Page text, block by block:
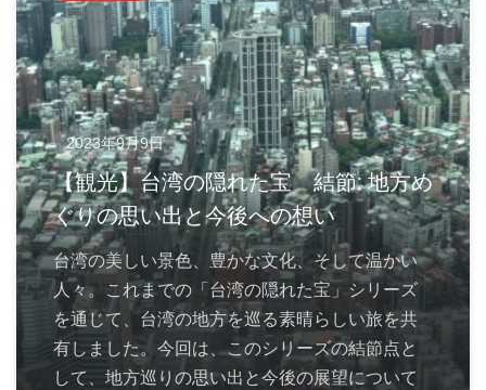
2023年9月9日
【観光】台湾の隠れた宝 結節: 地方め
ぐりの思い出と今後への想い
台湾の美しい景色、豊かな文化、そして温かい
人々。これまでの「台湾の隠れた宝」シリーズ
を通じて、台湾の地方を巡る素晴らしい旅を共
有しました。今回は、このシリーズの結節点と
して、地方巡りの思い出と今後の展望について